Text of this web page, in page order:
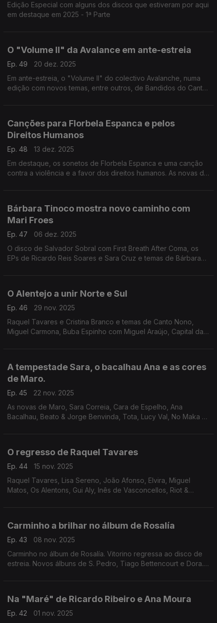
Edição Especial com alguns dos discos que estiveram por aqui
em destaque em 2025 - 1ª Parte
O "Volume II" da Avalance em ante-estreia
Ep. 49
20 dez. 2025
Em ante-estreia, o "Volume II" do colectivo Avalanche, numa
edição com novos temas, entre outros, de Bandidos do Cante
Canções para Florbela Espanca e pelos
Direitos Humanos
Ep. 48
13 dez. 2025
Em destaque, os sonetos de Florbela Espanca e uma canção
contra a violência e a favor dos direitos humanos. As novas de
Bárbara Tinoco mostra novo caminho com
Mari Froes
Ep. 47
06 dez. 2025
O disco de Salvador Sobral com First Breath After Coma, os
EPs de Ricardo Reis Soares e Sara Cruz e temas de Bárbara
O Alentejo a unir Norte e Sul
Ep. 46
29 nov. 2025
Raquel Tavares e Cristina Branco e temas de Canto Nono,
Miguel Carmona, Buba Espinho com Miguel Araújo, Capital da
A tempestade Sara, o bacalhau Ana e as cores
de Maro.
Ep. 45
22 nov. 2025
As novas de Maro, Sara Correia, Cara de Espelho, Ana
Bacalhau, Beato & Jorge Benvinda, Tota, Lucy Val, No Maka e
O regresso de Raquel Tavares
Ep. 44
15 nov. 2025
Raquel Tavares, Lisa Sereno, João Afonso, Elvira, Miguel
Matos, Os Alentons, Gui Aly, Inês de Vasconcellos, Riot &
Carminho a brilhar no álbum de Rosalía
Ep. 43
08 nov. 2025
Carminho no álbum de Rosalía. Vitorino regressa ao disco de
estreia. Novos álbuns de S. Pedro, Tiago Bettencourt e Dora.
Na "Maré" de Ricardo Ribeiro e Ana Moura
Ep. 42
01 nov. 2025